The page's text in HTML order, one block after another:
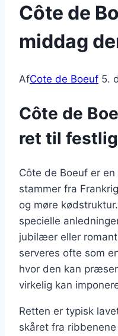
Côte de
middag
AfCote de Boeuf 5.
Côte de
ret til
Côte de Boeuf er
stammer fra
og møre
specielle
jubilæer eller
serveres ofte som
hvor den kan
virkelig kan
Retten er typisk
skåret fra